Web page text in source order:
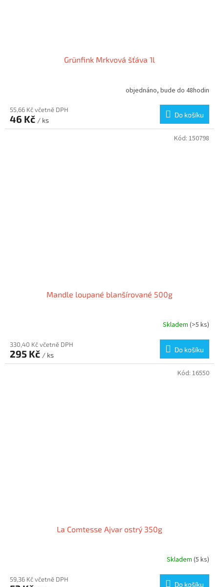
Grünfink Mrkvová šťáva 1l
objednáno, bude do 48hodin
55,66 Kč včetně DPH
46 Kč / ks
Do košíku
Mandle loupané blanšírované 500g
Skladem (>5 ks)
330,40 Kč včetně DPH
295 Kč / ks
Do košíku
Kód: 150798
La Comtesse Ajvar ostrý 350g
Skladem (5 ks)
59,36 Kč včetně DPH
Do košíku
Kód: 16550